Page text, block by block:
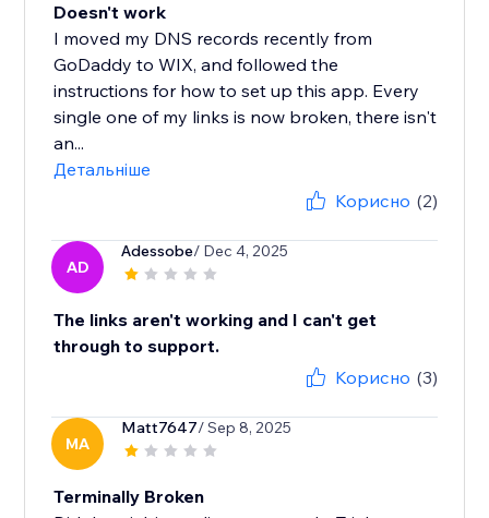
Doesn't work
I moved my DNS records recently from
GoDaddy to WIX, and followed the
instructions for how to set up this app. Every
single one of my links is now broken, there isn't
an...
Детальніше
Корисно (2)
AD
Adessobe/ Dec 4, 2025
The links aren't working and I can't get
through to support.
Корисно (3)
MA
Matt7647/ Sep 8, 2025
Terminally Broken